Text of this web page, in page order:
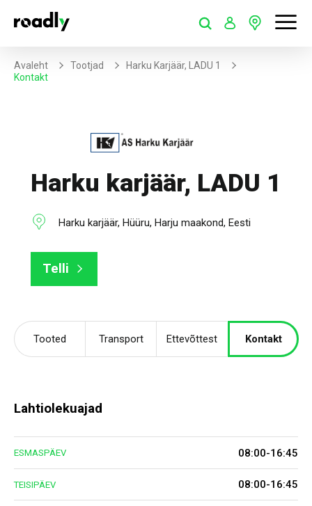
Avaleht Tootjad
Harku Karjäär, LADU 1
Kontakt
Harku karjäär, LADU 1
Harku karjäär, Hüüru, Harju maakond, Eesti
Telli
Tooted Transport Ettevõttest Kontakt
Lahtiolekuajad
ESMASPÄEV 08:00-16:45
TEISIPÄEV 08:00-16:45